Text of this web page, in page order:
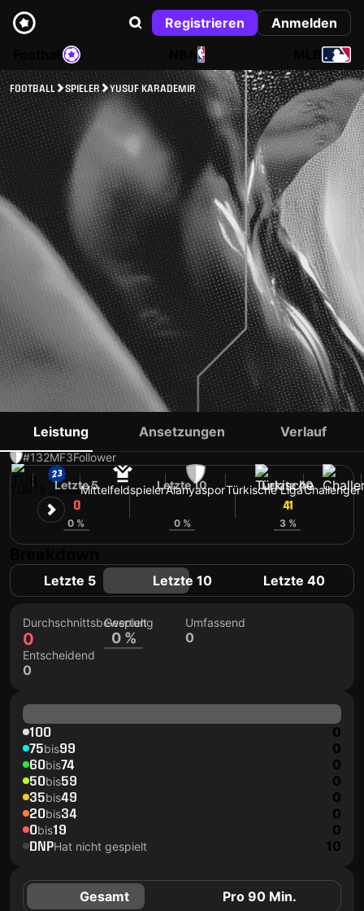
Registrieren
Anmelden
NBA
FOOTBALL SPIELER YUSUF KARADEMIR
YUSUF KARADEMIR
#132MF3Follower
18 JahreMittelfeldspielerAlanyasporTürkische LigaChallenger
Leistung Ansetzungen Verlauf
Letzte 5
0
0 %
Letzte 10
0 %
Letzte 40
41
3 %
Letzte 5 Letzte 10 Letzte 40
Durchschnittsbewertung
0
Gespielt
0 %
Umfassend
0
Entscheidend
0
100 0
75bis99 0
60bis74 0
50bis59 0
35bis49 0
20bis34 0
0bis19 0
DNPHat nicht gespielt 10
Gesamt Pro 90 Min.